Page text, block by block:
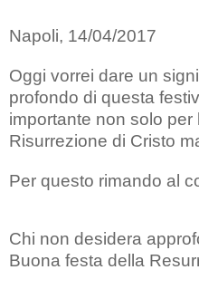
Napoli, 14/04/2017
Oggi vorrei dare un
profondo di questa
importante non solo
Risurrezione di Cristo
Per questo rimando al
Chi non desidera
Buona festa della